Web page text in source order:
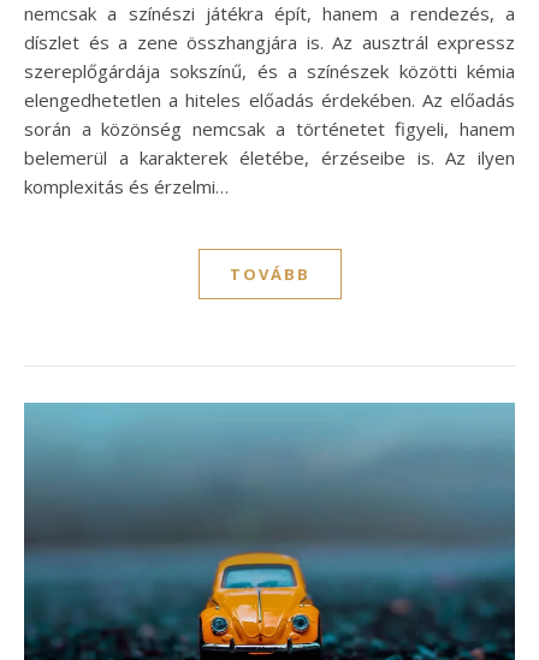
nemcsak a színészi játékra épít, hanem a rendezés, a
díszlet és a zene összhangjára is. Az ausztrál expressz
szereplőgárdája sokszínű, és a színészek közötti kémia
elengedhetetlen a hiteles előadás érdekében. Az előadás
során a közönség nemcsak a történetet figyeli, hanem
belemerül a karakterek életébe, érzéseibe is. Az ilyen
komplexitás és érzelmi…
TOVÁBB